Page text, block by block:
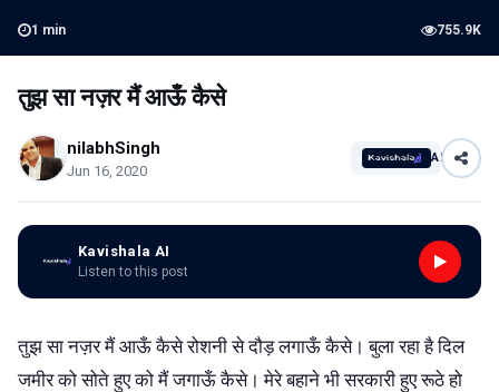
1 min 755.9K
तुझ सा नज़र मैं आऊँ कैसे
nilabhSingh
Jun 16, 2020
AI
Kavishala AI
Listen to this post
तुझ सा नज़र मैं आऊँ कैसे रोशनी से दौड़ लगाऊँ कैसे। बुला रहा है दिल
जमीर को सोते हुए को मैं जगाऊँ कैसे। मेरे बहाने भी सरकारी हुए रूठे हो